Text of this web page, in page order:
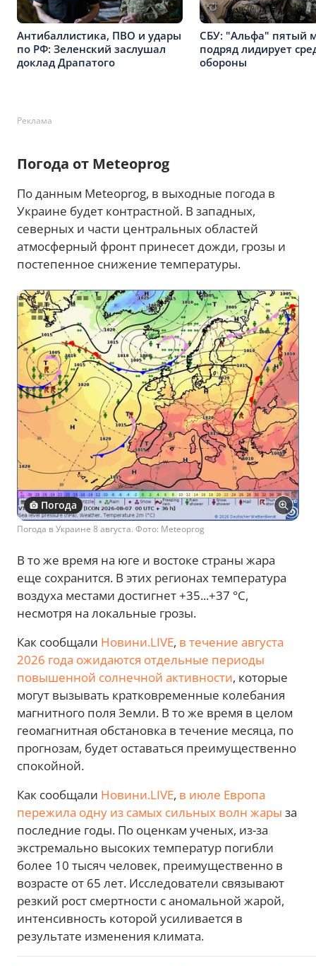
Антибаллистика, ПВО и удары
по РФ: Зеленский заслушал
доклад Драпатого
СБУ: "Альфа" пятый
подряд лидирует
обороны
Реклама
Погода от Meteoprog
По данным Meteoprog, в выходные погода в
Украине будет контрастной. В западных,
северных и части центральных областей
атмосферный фронт принесет дожди, грозы и
постепенное снижение температуры.
Погода
Погода в Украине 8 августа. Фото: Meteoprog
В то же время на юге и востоке страны жара
еще сохранится. В этих регионах температура
воздуха местами достигнет +35...+37 °C,
несмотря на локальные грозы.
Как сообщали Новини.LIVE, в течение августа
2026 года ожидаются отдельные периоды
повышенной солнечной активности, которые
могут вызывать кратковременные колебания
магнитного поля Земли. В то же время в целом
геомагнитная обстановка в течение месяца, по
прогнозам, будет оставаться преимущественно
спокойной.
Как сообщали Новини.LIVE, в июле Европа
пережила одну из самых сильных волн жары за
последние годы. По оценкам ученых, из-за
экстремально высоких температур погибли
более 10 тысяч человек, преимущественно в
возрасте от 65 лет. Исследователи связывают
резкий рост смертности с аномальной жарой,
интенсивность которой усиливается в
результате изменения климата.